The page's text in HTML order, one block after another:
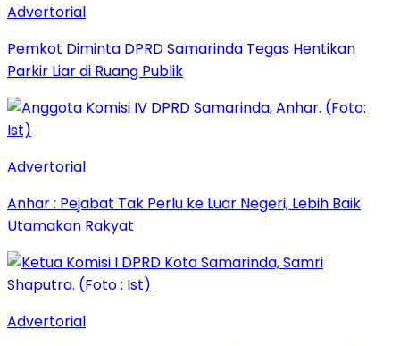
Advertorial
Pemkot Diminta DPRD Samarinda Tegas Hentikan
Parkir Liar di Ruang Publik
Advertorial
Anhar : Pejabat Tak Perlu ke Luar Negeri, Lebih Baik
Utamakan Rakyat
Advertorial